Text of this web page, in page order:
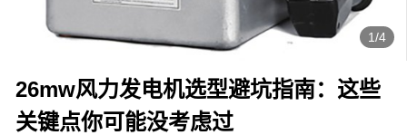
1/4
26mw风力发电机选型避坑指南：这些
关键点你可能没考虑过